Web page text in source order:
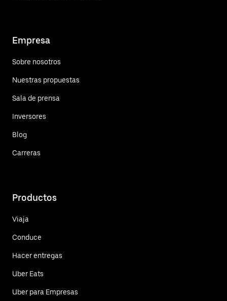
Empresa
Sobre nosotros
Nuestras propuestas
Sala de prensa
Inversores
Blog
Carreras
Productos
Viaja
Conduce
Hacer entregas
Uber Eats
Uber para Empresas